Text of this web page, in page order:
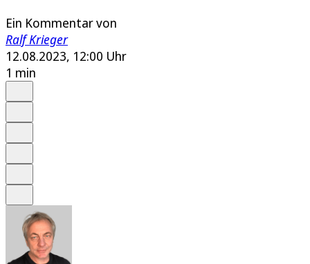
Ein Kommentar von
Ralf Krieger
12.08.2023, 12:00 Uhr
1 min